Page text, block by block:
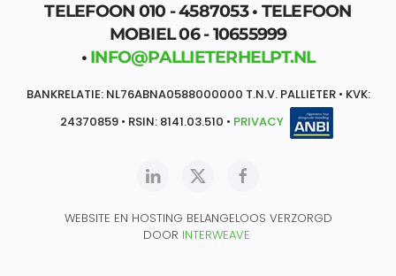
TELEFOON 010 - 4587053 • TELEFOON
MOBIEL 06 - 10655999
• INFO@PALLIETERHELPT.NL
BANKRELATIE: NL76ABNA0588000000 T.N.V. PALLIETER • KVK:
24370859 • RSIN: 8141.03.510 • PRIVACY
WEBSITE EN HOSTING BELANGELOOS VERZORGD
DOOR INTERWEAVE